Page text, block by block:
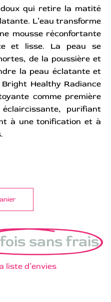
qui retire la matité
L’eau transforme
mousse réconfortante
et lisse. La peau se
de la poussière et
la peau éclatante et
Healthy Radiance
comme première
purifiant
à une tonification et à
sans frais
liste d’envies